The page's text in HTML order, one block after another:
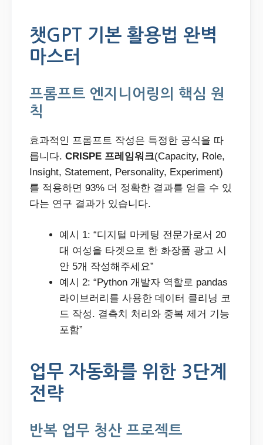
챗GPT 기본 활용법 완벽
마스터
프롬프트 엔지니어링의 핵심 원
칙
효과적인 프롬프트 작성은 특정한 공식을 따
릅니다. CRISPE 프레임워크(Capacity, Role,
Insight, Statement, Personality, Experiment)
를 적용하면 93% 더 정확한 결과를 얻을 수 있
다는 연구 결과가 있습니다.
예시 1: “디지털 마케팅 전문가로서 20
대 여성을 타겟으로 한 화장품 광고 시
안 5개 작성해주세요”
예시 2: “Python 개발자 역할로 pandas
라이브러리를 사용한 데이터 클리닝 코
드 작성. 결측치 처리와 중복 제거 기능
포함”
업무 자동화를 위한 3단계
전략
반복 업무 청산 프로젝트